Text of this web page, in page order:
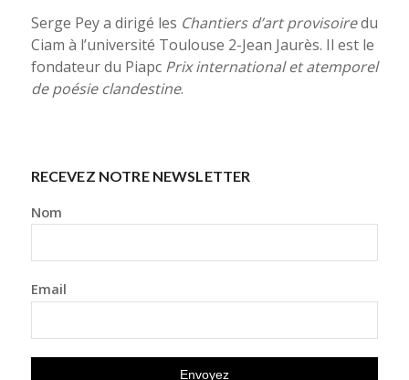
Serge Pey a dirigé les Chantiers d’art provisoiredu
Ciam à l’université Toulouse 2-Jean Jaurès. Il est le
fondateur du Piapc Prix international et atemporel
de poésie clandestine.
RECEVEZ NOTRE NEWSLETTER
Nom
Email